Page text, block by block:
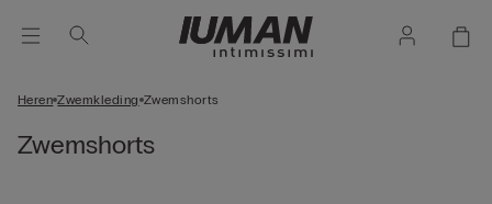
Heren Zwemkleding Zwemshorts
Zwemshorts